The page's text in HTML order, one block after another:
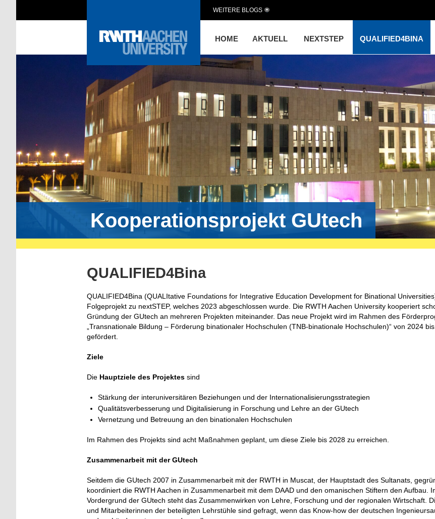
HOME AKTUELL NEXTSTEP QUALIFIED4BINA
WEITERE BLOGS
Kooperationsprojekt GUtech
QUALIFIED4Bina
QUALIFIED4Bina (QUALItative Foundations for Integrative Education Development for Binational
Folgeprojekt zu nextSTEP, welches 2023 abgeschlossen wurde. Die RWTH Aachen University kooperiert
Gründung der GUtech an mehreren Projekten miteinander. Das neue Projekt wird im Rahmen des
„Transnationale Bildung – Förderung binationaler Hochschulen (TNB-binationale Hochschulen)“ von 2024
gefördert.
Ziele
Die Hauptziele des Projektes sind
Stärkung der interuniversitären Beziehungen und der Internationalisierungsstrategien
Qualitätsverbesserung und Digitalisierung in Forschung und Lehre an der GUtech
Vernetzung und Betreuung an den binationalen Hochschulen
Im Rahmen des Projekts sind acht Maßnahmen geplant, um diese Ziele bis 2028 zu erreichen.
Zusammenarbeit mit der GUtech
Seitdem die GUtech 2007 in Zusammenarbeit mit der RWTH in Muscat, der Hauptstadt des Sultanats,
koordiniert die RWTH Aachen in Zusammenarbeit mit dem DAAD und den omanischen Stiftern den Aufbau.
Vordergrund der GUtech steht das Zusammenwirken von Lehre, Forschung und der regionalen Wirtschaft.
und Mitarbeiterinnen der beteiligten Lehrstühle sind gefragt, wenn das Know-how der deutschen